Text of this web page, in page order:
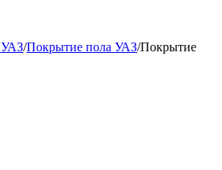
/Покрытие пола УАЗ/Покрытие